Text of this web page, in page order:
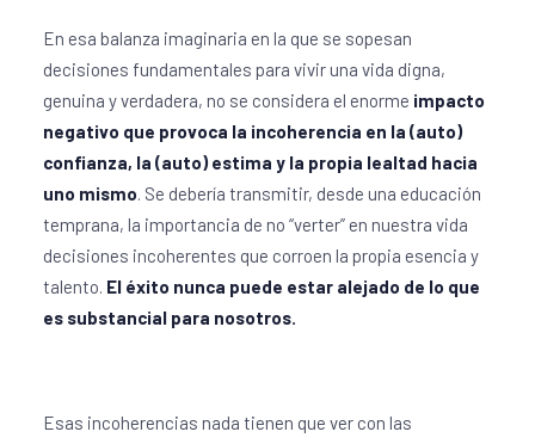
En esa balanza imaginaria en la que se sopesan
decisiones fundamentales para vivir una vida digna,
genuina y verdadera, no se considera el enorme impacto
negativo que provoca la incoherencia en la (auto)
confianza, la (auto) estima y la propia lealtad hacia
uno mismo. Se debería transmitir, desde una educación
temprana, la importancia de no “verter” en nuestra vida
decisiones incoherentes que corroen la propia esencia y
talento. El éxito nunca puede estar alejado de lo que
es substancial para nosotros.
Esas incoherencias nada tienen que ver con las